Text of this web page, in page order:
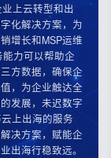
上云转型和出
化解决方案，为
增长和MSP运维
力可以帮助企
方数据，确保企
，为企业触达全
发展，未迟数字
上出海的服务
决方案，赋能企
出海行稳致远。